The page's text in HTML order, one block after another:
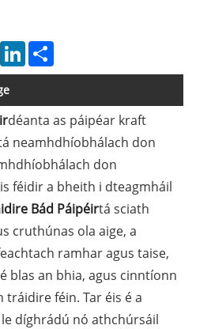
PinterestLinkedIn
déanta as páipéar kraft
neamhdhíobhálach don
don
féidir a bheith i dteagmháil
Bád Páipéirtá sciath
cruthúnas ola aige, a
ramhar agus taise,
blas an bhia, agus cinntíonn
féin. Tar éis é a
díghrádú nó athchúrsáil